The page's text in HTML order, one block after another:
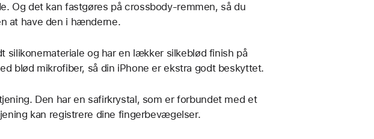
Og det kan fastgøres på crossbody-remmen, så du
at have den i hænderne.
silikone­materiale og har en lækker silkeblød finish på
blød mikrofiber, så din iPhone er ekstra godt beskyttet.
Den har en safirkrystal, som er forbundet med et
kan registrere dine fingerbevægelser.